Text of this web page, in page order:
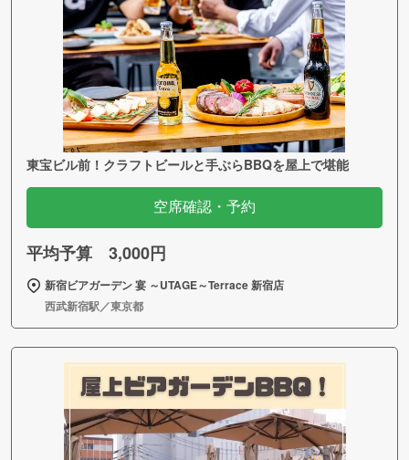
東宝ビル前！クラフトビールと手ぶらBBQを屋上で堪能
空席確認・予約
平均予算 3,000円
新宿ビアガーデン 宴 ～UTAGE～Terrace 新宿店
西武新宿駅／東京都